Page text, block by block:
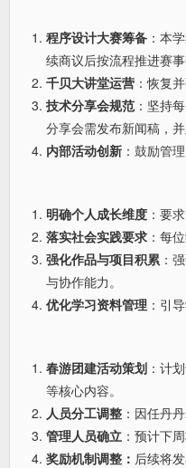
程序设计大赛筹备 ：本
续商议后按流程推进赛事
千贝大讲堂运营 ：恢复
技术分享会规范 ：坚持
分享会需发布新闻稿，
内部活动创新 ：鼓励管
明确个人成长维度 ：要
落实社会实践要求 ：每
强化作品与项目积累 ：
与协作能力。
优化学习资料管理 ：引
春游团建活动策划 ：计
等核心内容。
人员分工调整 ：因任丹
管理人员确立 ：预计下
奖励机制调整： 后续将